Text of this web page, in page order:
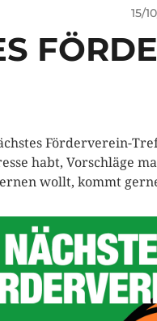
15/
Förderverein-
habt, Vorschläge
wollt, kommt